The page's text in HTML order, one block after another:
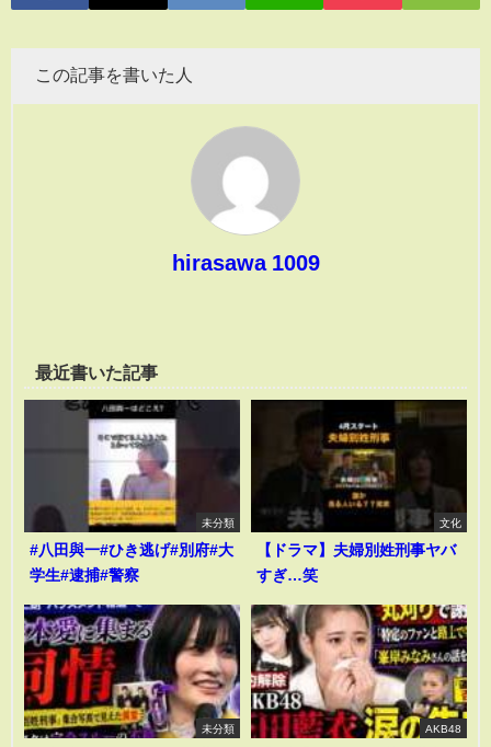
この記事を書いた人
hirasawa 1009
最近書いた記事
未分類
#八田與一#ひき逃げ#別府#大
学生#逮捕#警察
文化
【ドラマ】夫婦別姓刑事ヤバ
すぎ…笑
未分類 AKB48